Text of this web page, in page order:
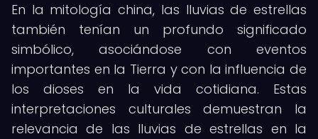
En la mitología china, las lluvias de estrellas
también tenían un profundo significado
simbólico, asociándose con eventos
importantes en la Tierra y con la influencia de
los dioses en la vida cotidiana. Estas
interpretaciones culturales demuestran la
relevancia de las lluvias de estrellas en la